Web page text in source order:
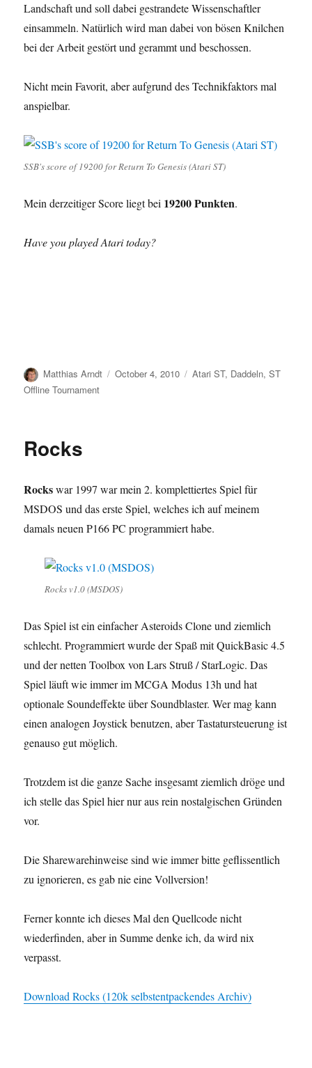
Landschaft und soll dabei gestrandete Wissenschaftler
einsammeln. Natürlich wird man dabei von bösen Knilchen
bei der Arbeit gestört und gerammt und beschossen.
Nicht mein Favorit, aber aufgrund des Technikfaktors mal
anspielbar.
SSB's score of 19200 for Return To Genesis (Atari ST)
Mein derzeitiger Score liegt bei 19200 Punkten.
Have you played Atari today?
Author
Matthias Arndt
Posted
October 4, 2010 Categories
Atari ST, Daddeln,ST
Offline Tournament
Rocks
Rockswar 1997 war mein 2. komplettiertes Spiel für
MSDOS und das erste Spiel, welches ich auf meinem
damals neuen P166 PC programmiert habe.
Rocks v1.0 (MSDOS)
Das Spiel ist ein einfacher Asteroids Clone und ziemlich
schlecht. Programmiert wurde der Spaß mit QuickBasic 4.5
und der netten Toolbox von Lars Struß / StarLogic. Das
Spiel läuft wie immer im MCGA Modus 13h und hat
optionale Soundeffekte über Soundblaster. Wer mag kann
einen analogen Joystick benutzen, aber Tastatursteuerung ist
genauso gut möglich.
Trotzdem ist die ganze Sache insgesamt ziemlich dröge und
ich stelle das Spiel hier nur aus rein nostalgischen Gründen
vor.
Die Sharewarehinweise sind wie immer bitte geflissentlich
zu ignorieren, es gab nie eine Vollversion!
Ferner konnte ich dieses Mal den Quellcode nicht
wiederfinden, aber in Summe denke ich, da wird nix
verpasst.
Download Rocks (120k selbstentpackendes Archiv)